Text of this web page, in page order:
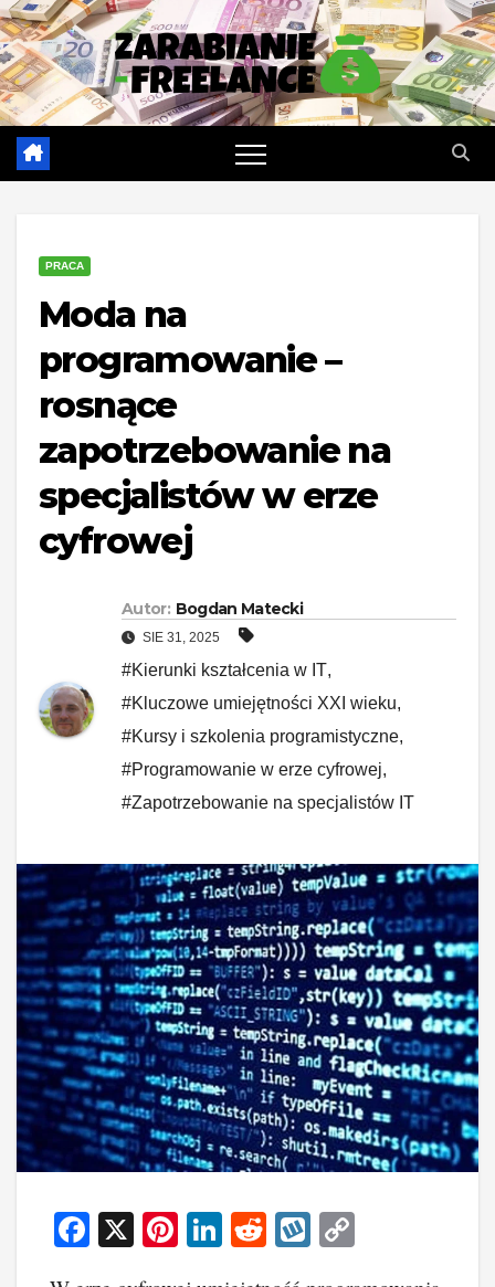
Skip
to
content
PRACA
Moda na
programowanie –
rosnące
zapotrzebowanie na
specjalistów w erze
cyfrowej
Autor: Bogdan Matecki
SIE 31, 2025
#Kierunki kształcenia w IT,
#Kluczowe umiejętności XXI wieku,
#Kursy i szkolenia programistyczne,
#Programowanie w erze cyfrowej,
#Zapotrzebowanie na specjalistów IT
F
X
Pi
Li
R
W